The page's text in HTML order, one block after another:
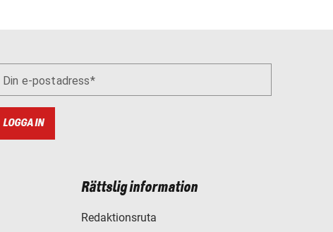
Din e-postadress
LOGGA IN
Rättslig information
Redaktionsruta